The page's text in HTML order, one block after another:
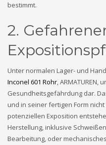
bestimmt.
2.
Unter normalen Lager- und
Inconel 601 Rohr, ARMATUREN,
Gesundheitsgefährdung dar.
und in seiner fertigen Form
potenziellen Exposition
Herstellung, inklusive
Bearbeitung, oder